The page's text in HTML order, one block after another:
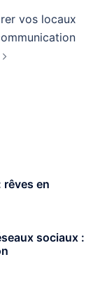
vos locaux
rêves en
sociaux :